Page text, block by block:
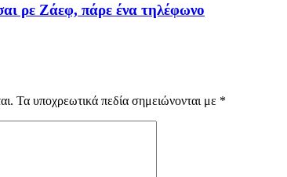
ρε Ζάεφ, πάρε ένα τηλέφωνο
Τα υποχρεωτικά πεδία σημειώνονται με *